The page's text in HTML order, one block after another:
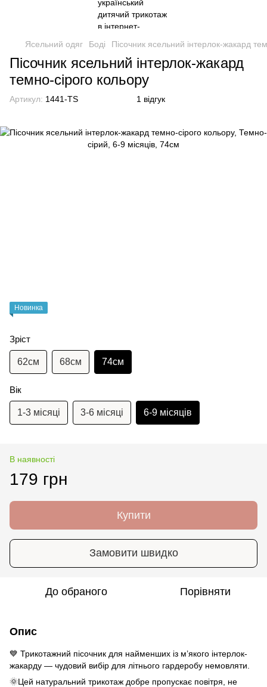
Ясельний одяг Боді Пісочник ясельний інтерлок-жакард
Пісочник ясельний інтерлок-жакард
темно-сірого кольору
Артикул: 1441-TS 1 відгук
Новинка
Зріст
62см 68см 74см
Вік
1-3 місяці 3-6 місяці 6-9 місяців
В наявності
179 грн
Купити
Замовити швидко
До обраного Порівняти
Опис
💙 Трикотажний пісочник для найменших із м’якого інтерлок-
жакарду — чудовий вибір для літнього гардеробу немовляти.
🌞Цей натуральний трикотаж добре пропускає повітря, не